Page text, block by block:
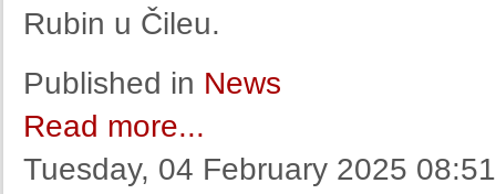
Rubin u Čileu.
Published in News
Read more...
Tuesday, 04 February 2025 08:51